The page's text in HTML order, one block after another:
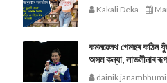
Kakali Deka
কমনৱেলথ গেমছৰ কঠিন
অসম কন্যা, লাভলীনাৰ
dainik janambhumi